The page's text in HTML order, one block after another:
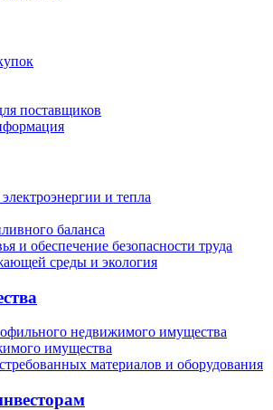
поставщиков
и тепла
баланса
и обеспечение безопасности труда
среды и экология
недвижимого имущества
имущества
материалов и оборудования